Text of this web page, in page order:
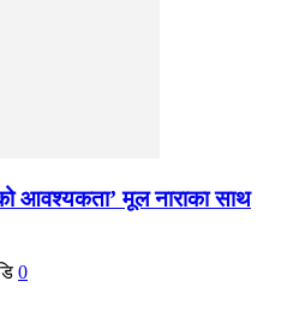
आवश्यकता’ मूल नाराका साथ
0